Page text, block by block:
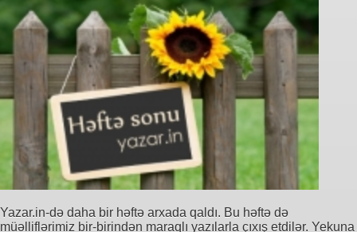
Yazar.in-də daha bir həftə arxada qaldı. Bu həftə də
müəlliflərimiz bir-birindən maraqlı yazılarla çıxış etdilər. Yekuna